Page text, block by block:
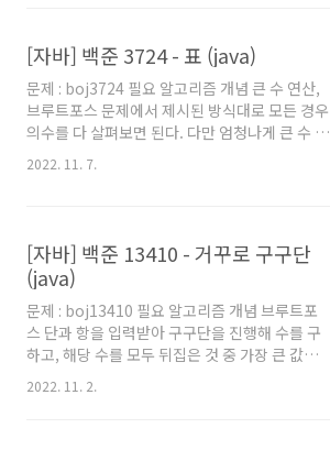
주세요. 백준을 자바로 풀어보려고 시작하시는
분들도 보시는걸 추천드립니다. 풀이 정수 A, B
에 대해 1
[자바] 백준 3724 - 표 (java)
문제 : boj3724 필요 알고리즘 개념 큰 수 연산,
브루트포스 문제에서 제시된 방식대로 모든 경우
의수를 다 살펴보면 된다. 다만 엄청나게 큰 수 연
산이 들어간.. ※ 제 코드에서 왜 main 함수에 로
직을 직접 작성하지 않았는지, 왜 Scanner를 쓰
참고해주세요. 백준을 자바로 풀어보려고 시작하
시는 분이나, 백준에서 자바로 풀 때의 팁을 원하
시는 분들도 보시는걸 추천드립니다. 풀이 주의
점은 N과 M의 순서가 상당히 헷갈리게 들어오니
조심하자. 이 문제의 경우 모든 경우를 직접 해보
면 된다. 즉, 각 열의 모든 수를 직접 다 곱해보고
(2^31)^1000 ..
2022. 11. 7.
[자바] 백준 13410 - 거꾸로 구구단
(java)
문제 : boj13410 필요 알고리즘 개념 브루트포
스 단과 항을 입력받아 구구단을 진행해 수를 구
하고, 해당 수를 모두 뒤집은 것 중 가장 큰 값을
직을 직접 작성하지 않았는지, 왜 Scanner를 쓰
2022. 11. 2.